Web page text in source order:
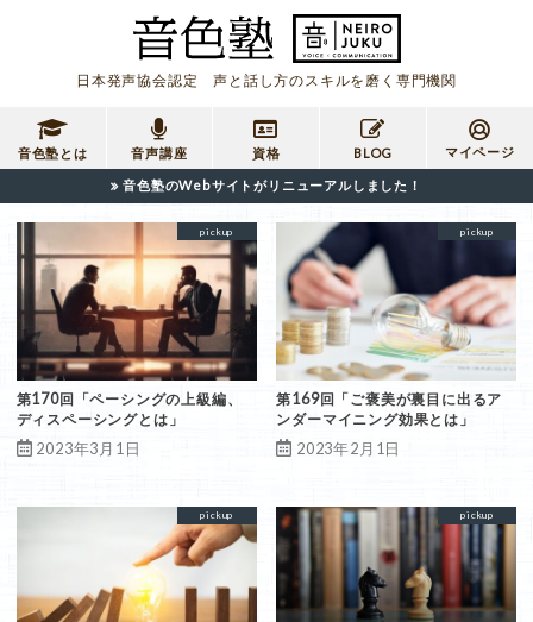
日本発声協会認定 声と話し方のスキルを磨く専門機関
音色塾とは 音声講座 資格 BLOG マイページ
音色塾のWebサイトがリニューアルしました！
pickup
第170回「ペーシングの上級編、
ディスペーシングとは」
2023年3月1日
pickup
第169回「ご褒美が裏目に出るア
ンダーマイニング効果とは」
2023年2月1日
pickup pickup